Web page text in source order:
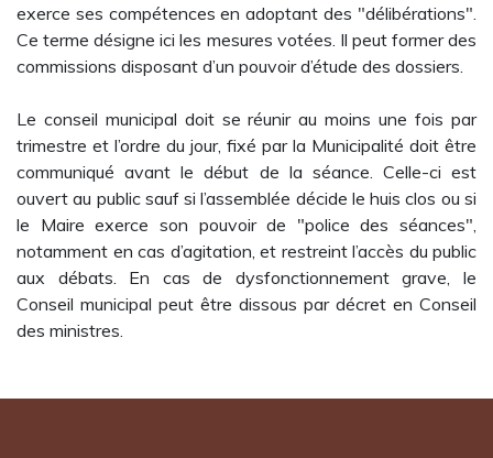
exerce ses compétences en adoptant des "délibérations".
Ce terme désigne ici les mesures votées. Il peut former des
commissions disposant d’un pouvoir d’étude des dossiers.
Le conseil municipal doit se réunir au moins une fois par
trimestre et l’ordre du jour, fixé par la Municipalité doit être
communiqué avant le début de la séance. Celle-ci est
ouvert au public sauf si l’assemblée décide le huis clos ou si
le Maire exerce son pouvoir de "police des séances",
notamment en cas d’agitation, et restreint l’accès du public
aux débats. En cas de dysfonctionnement grave, le
Conseil municipal peut être dissous par décret en Conseil
des ministres.